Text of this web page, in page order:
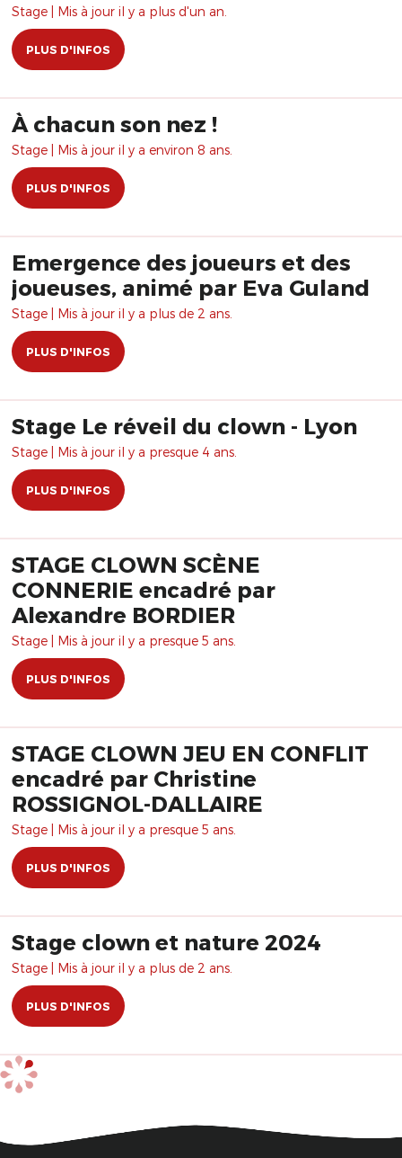
Stage | Mis à jour il y a plus d'un an.
PLUS D'INFOS
À chacun son nez !
Stage | Mis à jour il y a environ 8 ans.
PLUS D'INFOS
Emergence des joueurs et des
joueuses, animé par Eva Guland
Stage | Mis à jour il y a plus de 2 ans.
PLUS D'INFOS
Stage Le réveil du clown - Lyon
Stage | Mis à jour il y a presque 4 ans.
PLUS D'INFOS
STAGE CLOWN SCÈNE
CONNERIE encadré par
Alexandre BORDIER
Stage | Mis à jour il y a presque 5 ans.
PLUS D'INFOS
STAGE CLOWN JEU EN CONFLIT
encadré par Christine
ROSSIGNOL-DALLAIRE
Stage | Mis à jour il y a presque 5 ans.
PLUS D'INFOS
Stage clown et nature 2024
Stage | Mis à jour il y a plus de 2 ans.
PLUS D'INFOS